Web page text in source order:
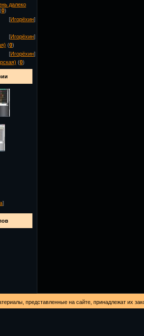
далеко
(0)
[Игорёхин]
[Игорёхин]
(0)
[Игорёхин]
(0)
]
представленные на сайте, принадлежат их